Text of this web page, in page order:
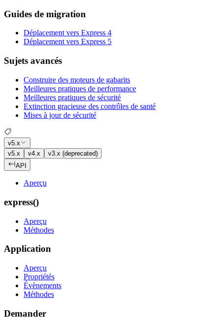
Guides de migration
Déplacement vers Express 4
Déplacement vers Express 5
Sujets avancés
Construire des moteurs de gabarits
Meilleures pratiques de performance
Meilleures pratiques de sécurité
Extinction gracieuse des contrôles de santé
Mises à jour de sécurité
v5.x
v5.x
v4.x
v3.x (deprecated)
API
Aperçu
express()
Aperçu
Méthodes
Application
Aperçu
Propriétés
Évènements
Méthodes
Demander